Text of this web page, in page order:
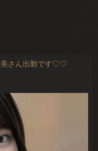
美さん出勤です♡♡